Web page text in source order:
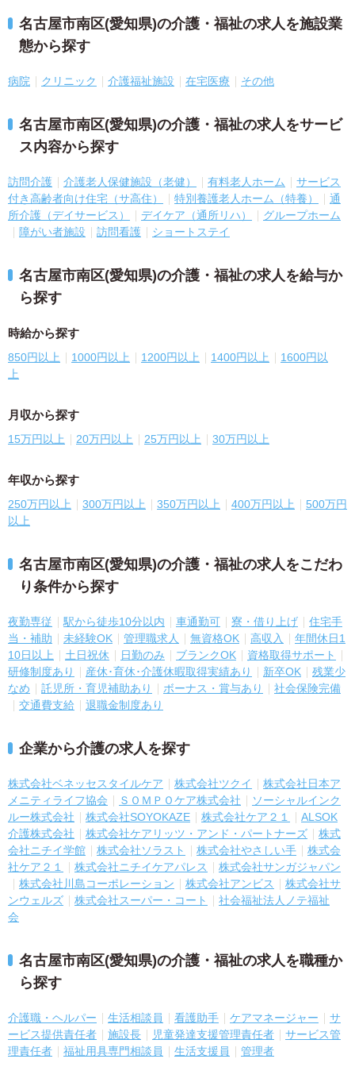
名古屋市南区(愛知県)の介護・福祉の求人を施設業
態から探す
病院 クリニック 介護福祉施設 在宅医療 その他
名古屋市南区(愛知県)の介護・福祉の求人をサービ
ス内容から探す
訪問介護 介護老人保健施設（老健） 有料老人ホーム
サービス
付き高齢者向け住宅（サ高住）
特別養護老人ホーム（特養）
通
所介護（デイサービス）
デイケア（通所リハ）
グループホーム
障がい者施設
訪問看護 ショートステイ
名古屋市南区(愛知県)の介護・福祉の求人を給与か
ら探す
時給から探す
850円以上 1000円以上 1200円以上 1400円以上
1600円以
上
月収から探す
15万円以上 20万円以上 25万円以上 30万円以上
年収から探す
250万円以上 300万円以上 350万円以上 400万円以上
500万円
以上
名古屋市南区(愛知県)の介護・福祉の求人をこだわ
り条件から探す
夜勤専従 駅から徒歩10分以内 車通勤可 寮・借り上げ
住宅手
当・補助
未経験OK 管理職求人 無資格OK 高収入
年間休日1
10日以上
土日祝休 日勤のみ ブランクOK
資格取得サポート
研修制度あり
産休･育休･介護休暇取得実績あり 新卒OK
残業少
なめ
託児所・育児補助あり ボーナス・賞与あり
社会保険完備
交通費支給
退職金制度あり
企業から介護の求人を探す
株式会社ベネッセスタイルケア 株式会社ツクイ
株式会社日本ア
メニティライフ協会
ＳＯＭＰＯケア株式会社
ソーシャルインク
ルー株式会社
株式会社SOYOKAZE 株式会社ケア２１
ALSOK
介護株式会社
株式会社ケアリッツ・アンド・パートナーズ
株式
会社ニチイ学館
株式会社ソラスト 株式会社やさしい手
株式会
社ケア２１
株式会社ニチイケアパレス
株式会社サンガジャパン
株式会社川島コーポレーション
株式会社アンビス
株式会社サ
ンウェルズ
株式会社スーパー・コート
社会福祉法人ノテ福祉
会
名古屋市南区(愛知県)の介護・福祉の求人を職種か
ら探す
介護職・ヘルパー 生活相談員 看護助手 ケアマネージャー
サ
ービス提供責任者
施設長 児童発達支援管理責任者
サービス管
理責任者
福祉用具専門相談員 生活支援員 管理者